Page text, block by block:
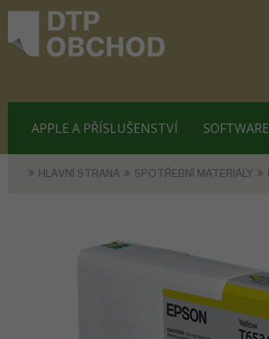
APPLE A PŘÍSLUŠENSTVÍ SOFTWARE
HLAVNÍ STRANA SPOTŘEBNÍ MATERIÁLY